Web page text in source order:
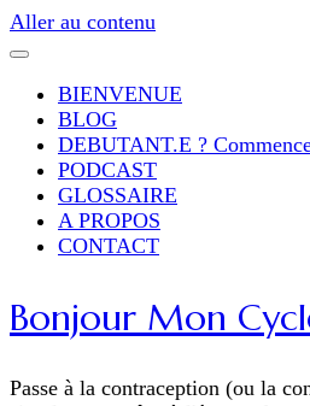
Aller au contenu
BIENVENUE
BLOG
DEBUTANT.E ?
PODCAST
GLOSSAIRE
A PROPOS
CONTACT
Bonjour Mon
Passe à la contraception (ou la